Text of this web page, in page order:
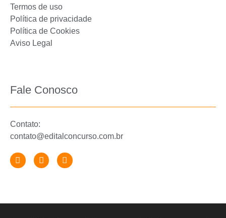
Termos de uso
Política de privacidade
Política de Cookies
Aviso Legal
Fale Conosco
Contato:
contato@editalconcurso.com.br